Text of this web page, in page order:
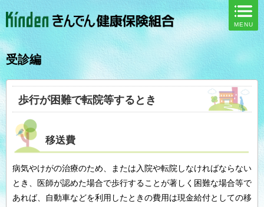
MENU
受診編
歩行が困難で転院等するとき
移送費
病気やけがの治療のため、または入院や転院しなければならない
とき、医師が認めた場合で歩行することが著しく困難な場合等で
あれば、自動車などを利用したときの費用は現金給付としての移